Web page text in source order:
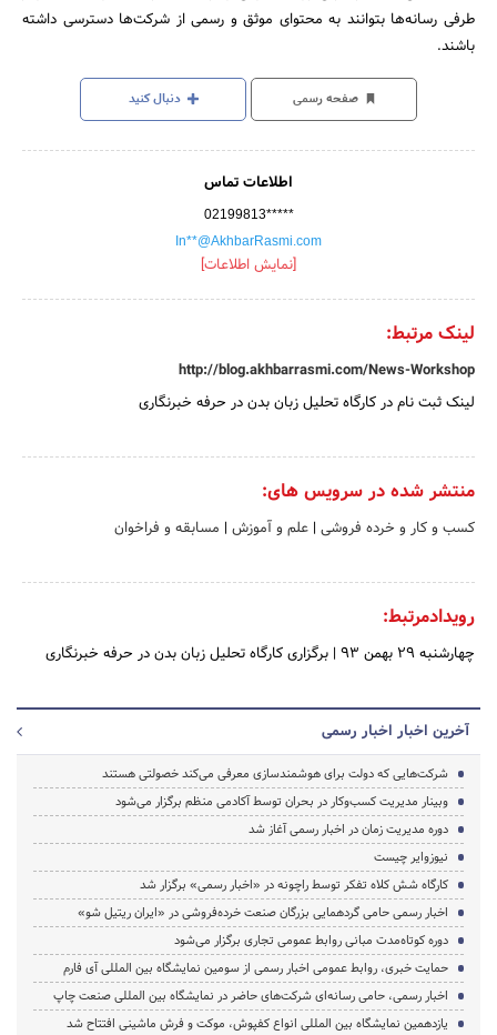
طرفی رسانه‌ها بتوانند به محتوای موثق و رسمی از شرکت‌ها دسترسی داشته
باشند.
صفحه رسمی دنبال کنید
اطلاعات تماس
02199813*****
In**@AkhbarRasmi.com
[نمایش اطلاعات]
لینک مرتبط:
http://blog.akhbarrasmi.com/News-Workshop
لینک ثبت نام در کارگاه تحلیل زبان بدن در حرفه خبرنگاری
منتشر شده در سرویس های:
کسب و کار و خرده فروشی | علم و آموزش | مسابقه و فراخوان
رویدادمرتبط:
چهارشنبه 29 بهمن 93 | برگزاری کارگاه تحلیل زبان بدن در حرفه خبرنگاری
آخرین اخبار اخبار رسمی
شرکت‌هایی که دولت برای هوشمندسازی معرفی می‌کند خصولتی هستند
وبینار مدیریت کسب‌وکار در بحران توسط آکادمی منظم برگزار می‌شود
دوره مدیریت زمان در اخبار رسمی آغاز شد
نیوزوایر چیست
کارگاه شش کلاه تفکر توسط راچونه در «اخبار رسمی» برگزار شد
اخبار رسمی حامی گردهمایی بزرگان صنعت خرده‌فروشی در «ایران ریتیل شو»
دوره‌ کوتاه‌مدت مبانی روابط عمومی تجاری برگزار می‌شود
حمایت خبری، روابط عمومی اخبار رسمی از سومین نمایشگاه بین المللی آی فارم
اخبار رسمی، حامی رسانه‌ای شرکت‌های حاضر در نمایشگاه بین المللی صنعت چاپ
یازدهمین نمایشگاه بین المللی انواع کفپوش، موکت و فرش ماشینی افتتاح شد